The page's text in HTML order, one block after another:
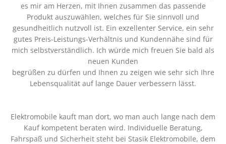
es mir am Herzen, mit Ihnen zusammen das passende
Produkt auszuwählen, welches für Sie sinnvoll und
gesundheitlich nutzvoll ist. Ein exzellenter Service, ein sehr
gutes Preis-Leistungs-Verhältnis und Kundennähe sind für
mich selbstverständlich. Ich würde mich freuen Sie bald als
neuen Kunden
begrüßen zu dürfen und Ihnen zu zeigen wie sehr sich Ihre
Lebensqualität auf lange Dauer verbessern lässt.
Elektromobile kauft man dort, wo man auch lange nach dem
Kauf kompetent beraten wird. Individuelle Beratung,
Fahrspaß und Sicherheit steht bei Stasik Elektromobile, dem